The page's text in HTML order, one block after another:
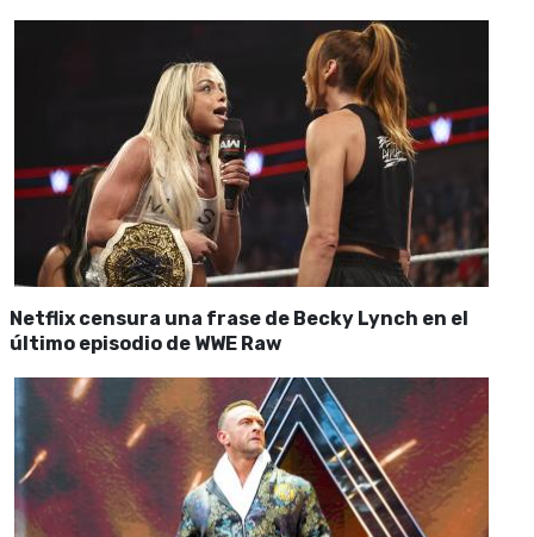
Netflix censura una frase de Becky Lynch en el
último episodio de WWE Raw